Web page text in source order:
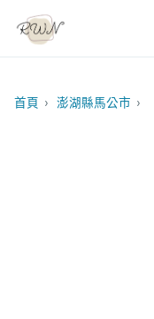
首頁 › 澎湖縣馬公市 ›